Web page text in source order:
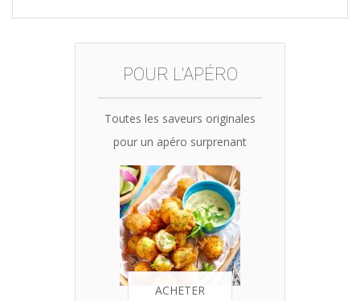
was:
35,90€.
is:
34,10€.
POUR L'APÉRO
Toutes les saveurs originales
pour un apéro surprenant
ACHETER